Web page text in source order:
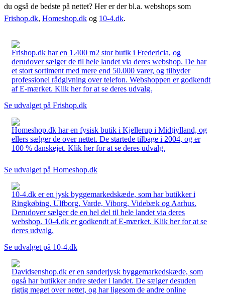
du også de bedste på nettet? Her er der bl.a. webshops som
Frishop.dk, Homeshop.dk og 10-4.dk.
Frishop.dk har en 1.400 m2 stor butik i Fredericia, og
derudover sælger de til hele landet via deres webshop. De har
et stort sortiment med mere end 50.000 varer, og tilbyder
professionel rådgivning over telefon. Webshoppen er godkendt
af E-mærket. Klik her for at se deres udvalg.
Se udvalget på Frishop.dk
Homeshop.dk har en fysisk butik i Kjellerup i Midtjylland, og
ellers sælger de over nettet. De startede tilbage i 2004, og er
100 % danskejet. Klik her for at se deres udvalg.
Se udvalget på Homeshop.dk
10-4.dk er en jysk byggemarkedskæde, som har butikker i
Ringkøbing, Ulfborg, Varde, Viborg, Videbæk og Aarhus.
Derudover sælger de en hel del til hele landet via deres
webshop. 10-4.dk er godkendt af E-mærket. Klik her for at se
deres udvalg.
Se udvalget på 10-4.dk
Davidsenshop.dk er en sønderjysk byggemarkedskæde, som
også har butikker andre steder i landet. De sælger desuden
rigtig meget over nettet, og har ligesom de andre online